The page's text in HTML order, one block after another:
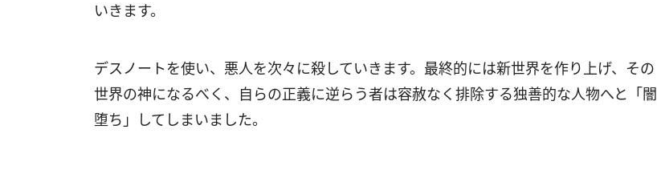
いきます。
デスノートを使い、悪人を次々に殺していきます。最終的には新世界を作り上げ、その
世界の神になるべく、自らの正義に逆らう者は容赦なく排除する独善的な人物へと「闇
堕ち」してしまいました。